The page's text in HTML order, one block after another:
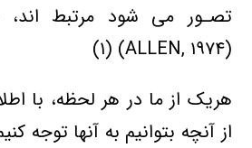
تصـور می شود مرتبط
(ALLEN, ۱۹۷۴) (۱)
هریك از ما در هر لحظه، با
از آنچه بتوانیم به آنها توجه